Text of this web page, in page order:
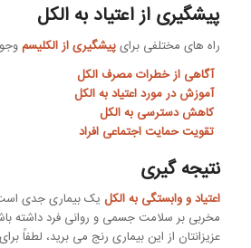
پیشگیری از اعتیاد به الکل
راه های مختلفی برایپیشگیری از الکلیسم
آگاهی از خطرات مصرف الکل
آموزش در مورد اعتیاد به الکل
کاهش دسترسی به الکل
تقویت حمایت اجتماعی افراد
نتیجه گیری
اعتیاد و وابستگی به الکلیک بیماری جدی است
مخربی بر سلامت جسمی و روانی فرد داشته
عزیزانتان از این بیماری رنج می برید، لطفاً